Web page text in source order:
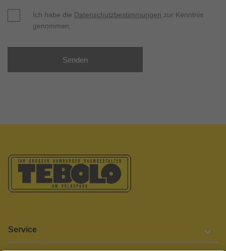
Ich habe die Datenschutzbestimmungen zur Kenntnis
genommen.
Senden
Service